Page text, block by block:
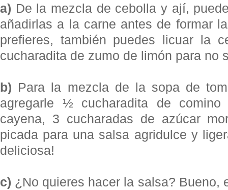
a) De la mezcla de cebolla y ají,
añadirlas a la carne antes de formar
prefieres, también puedes licuar la
cucharadita de zumo de limón para no
b) Para la mezcla de la sopa de
agregarle ½ cucharadita de
cayena, 3 cucharadas de azúcar
picada para una salsa agridulce y
deliciosa!
c) ¿No quieres hacer la salsa? Bueno,